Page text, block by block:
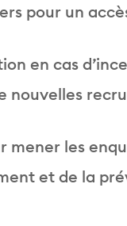
pour un
en cas
nouvelles
mener les
et de la